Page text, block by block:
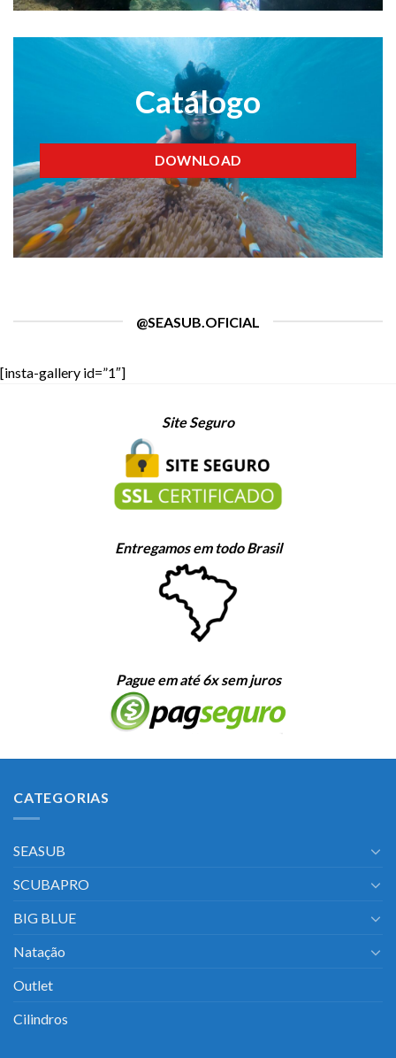
Catálogo
DOWNLOAD
@SEASUB.OFICIAL
[insta-gallery id=”1″]
Site Seguro
Entregamos em todo Brasil
Pague em até 6x sem juros
CATEGORIAS
SEASUB
SCUBAPRO
BIG BLUE
Natação
Outlet
Cilindros